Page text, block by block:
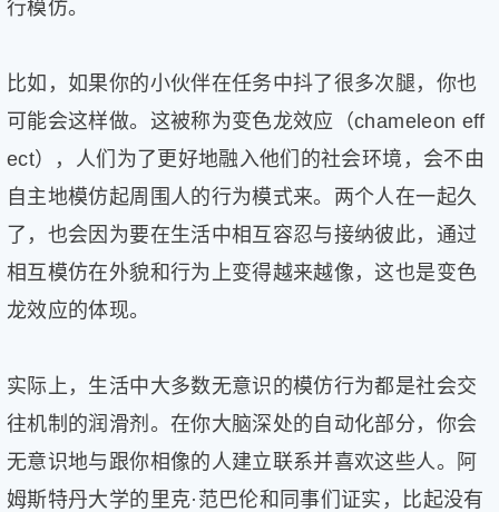
行模仿。
比如，如果你的小伙伴在任务中抖了很多次腿，你也
可能会这样做。这被称为变色龙效应（chameleon eff
ect），人们为了更好地融入他们的社会环境，会不由
自主地模仿起周围人的行为模式来。两个人在一起久
了，也会因为要在生活中相互容忍与接纳彼此，通过
相互模仿在外貌和行为上变得越来越像，这也是变色
龙效应的体现。
实际上，生活中大多数无意识的模仿行为都是社会交
往机制的润滑剂。在你大脑深处的自动化部分，你会
无意识地与跟你相像的人建立联系并喜欢这些人。阿
姆斯特丹大学的里克·范巴伦和同事们证实，比起没有